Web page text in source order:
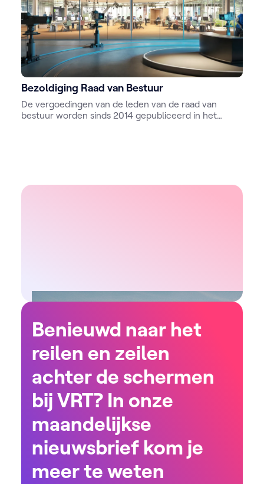
Bezoldiging Raad van Bestuur
De vergoedingen van de leden van de raad van
bestuur worden sinds 2014 gepubliceerd in het
Benieuwd naar het
reilen en zeilen
achter de schermen
bij VRT? In onze
maandelijkse
nieuwsbrief kom je
meer te weten